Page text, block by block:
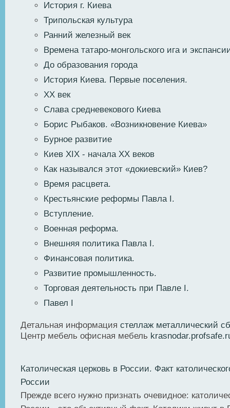
История г. Киева
Трипольская культура
Ранний железный век
Времена татаро-монгольского ига и
До образования города
История Киева. Первые поселения.
XX век
Слава средневекового Киева
Борис Рыбаков. «Возникновение Киева»
Бурное развитие
Киев XIX - начала XX веков
Как назывался этот «докиевский» Киев?
Время расцвета.
Крестьянские реформы Павла I.
Вступление.
Военная реформа.
Внешняя политика Павла I.
Финансовая политика.
Развитие промышленность.
Торговая деятельность при Павле I.
Павел I
Детальная информация стеллаж металлический
Центр мебель офисная мебель
Католическая церковь в России. Факт
России
Прежде всего нужно признать очевидное: